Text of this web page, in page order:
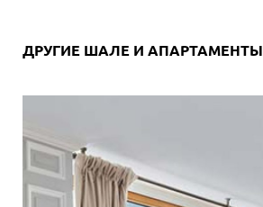
ДРУГИЕ ШАЛЕ И АПАРТАМЕНТЫ